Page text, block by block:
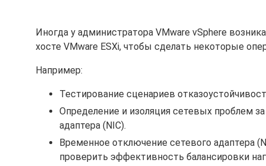
Иногда у администратора VMware vSphere
хосте VMware ESXi, чтобы сделать некоторые
Например:
Тестирование сценариев
Определение и изоляция сетевых проблем
адаптера (NIC).
Временное отключение сетевого адаптера
проверить эффективность балансировки